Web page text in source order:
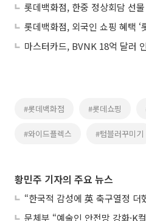
#롯데백화점 #롯데쇼핑
#와이드플렉스 #텀블러꾸미기
황민주 기자의 주요 뉴스